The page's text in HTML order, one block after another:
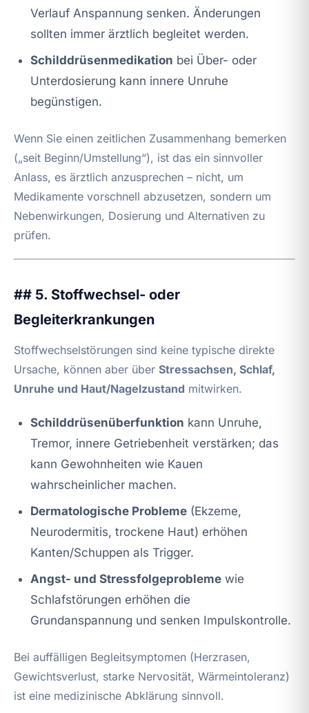
Verlauf Anspannung senken. Änderungen
sollten immer ärztlich begleitet werden.
Schilddrüsenmedikation bei Über- oder
Unterdosierung kann innere Unruhe
begünstigen.
Wenn Sie einen zeitlichen Zusammenhang bemerken
(„seit Beginn/Umstellung“), ist das ein sinnvoller
Anlass, es ärztlich anzusprechen – nicht, um
Medikamente vorschnell abzusetzen, sondern um
Nebenwirkungen, Dosierung und Alternativen zu
prüfen.
## 5. Stoffwechsel- oder
Begleiterkrankungen
Stoffwechselstörungen sind keine typische direkte
Ursache, können aber über Stressachsen, Schlaf,
Unruhe und Haut/Nagelzustand mitwirken.
Schilddrüsenüberfunktion kann Unruhe,
Tremor, innere Getriebenheit verstärken; das
kann Gewohnheiten wie Kauen
wahrscheinlicher machen.
Dermatologische Probleme (Ekzeme,
Neurodermitis, trockene Haut) erhöhen
Kanten/Schuppen als Trigger.
Angst- und Stressfolgeprobleme wie
Schlafstörungen erhöhen die
Grundanspannung und senken Impulskontrolle.
Bei auffälligen Begleitsymptomen (Herzrasen,
Gewichtsverlust, starke Nervosität, Wärmeintoleranz)
ist eine medizinische Abklärung sinnvoll.